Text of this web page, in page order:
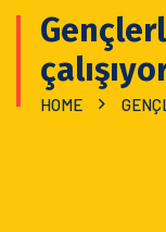
HOME